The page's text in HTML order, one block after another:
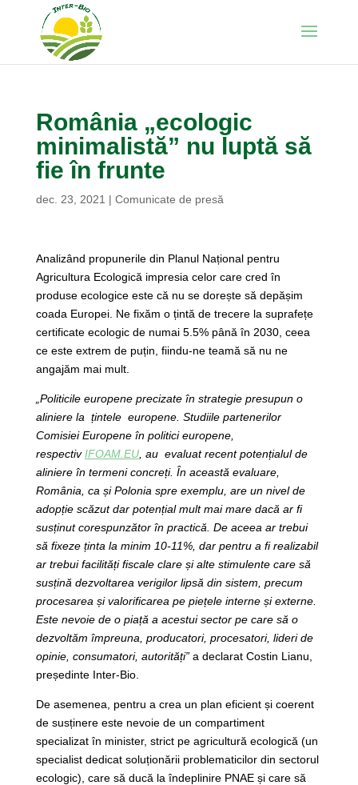
România „ecologic
minimalistă” nu luptă să
fie în frunte
dec. 23, 2021 | Comunicate de presă
Analizând propunerile din Planul Național pentru
Agricultura Ecologică impresia celor care cred în
produse ecologice este că nu se dorește să depășim
coada Europei. Ne fixăm o țintă de trecere la suprafețe
certificate ecologic de numai 5.5% până în 2030, ceea
ce este extrem de puțin, fiindu-ne teamă să nu ne
angajăm mai mult.
„Politicile europene precizate în strategie presupun o
aliniere la țintele europene. Studiile partenerilor
Comisiei Europene în politici europene,
respectiv IFOAM.EU, au evaluat recent potențialul de
aliniere în termeni concreți. În această evaluare,
România, ca și Polonia spre exemplu, are un nivel de
adopție scăzut dar potențial mult mai mare dacă ar fi
susținut corespunzător în practică. De aceea ar trebui
să fixeze ținta la minim 10-11%, dar pentru a fi realizabil
ar trebui facilități fiscale clare și alte stimulente care să
susțină dezvoltarea verigilor lipsă din sistem, precum
procesarea și valorificarea pe piețele interne și externe.
Este nevoie de o piață a acestui sector pe care să o
dezvoltăm împreuna, producatori, procesatori, lideri de
opinie, consumatori, autorități” a declarat Costin Lianu,
președinte Inter-Bio.
De asemenea, pentru a crea un plan eficient și coerent
de susținere este nevoie de un compartiment
specializat în minister, strict pe agricultură ecologică (un
specialist dedicat soluționării problematicilor din sectorul
ecologic), care să ducă la îndeplinire PNAE și care să